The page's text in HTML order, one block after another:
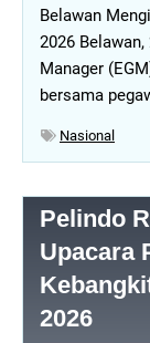
Belawan
2026
Manager
bersama
Nasional
Pelindo
Upacara
2026